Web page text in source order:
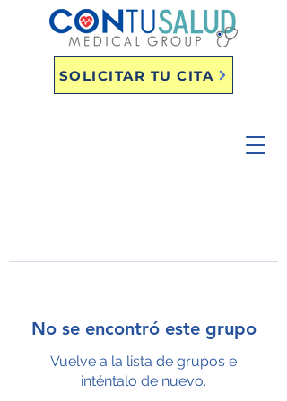
SOLICITAR TU CITA
No se encontró este grupo
Vuelve a la lista de grupos e
inténtalo de nuevo.